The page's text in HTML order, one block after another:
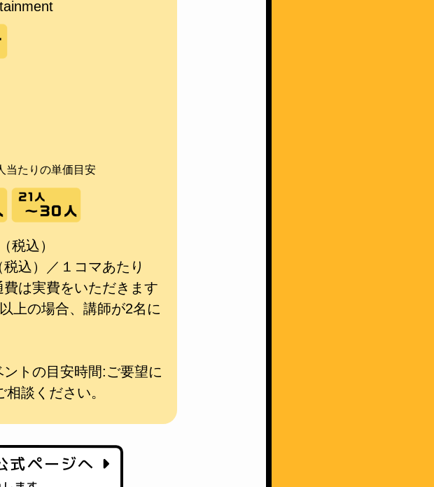
当たりの単価目安
税込）
込）／１コマあたり
は実費をいただきます
上の場合、講師が2名に
トの目安時間:ご要望に
談ください。
式ページへ